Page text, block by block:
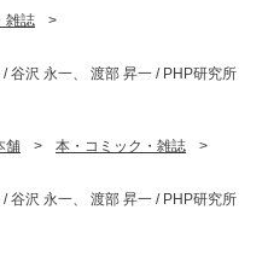
雑誌
>
谷沢 永一、 渡部 昇一 / PHP研究所
舗 > 本・コミック・雑誌
>
谷沢 永一、 渡部 昇一 / PHP研究所